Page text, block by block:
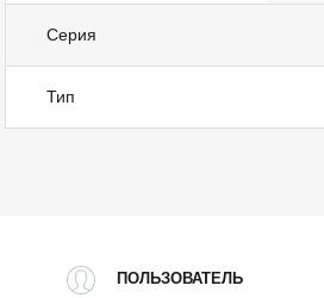
Серия
Тип
ПОЛЬЗОВАТЕЛЬ